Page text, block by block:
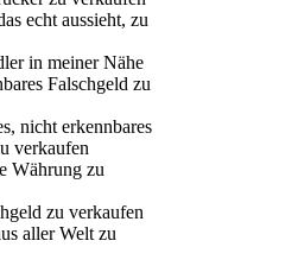
echt aussieht, zu
in meiner Nähe
Falschgeld zu
nicht erkennbares
verkaufen
Währung zu
zu verkaufen
aller Welt zu